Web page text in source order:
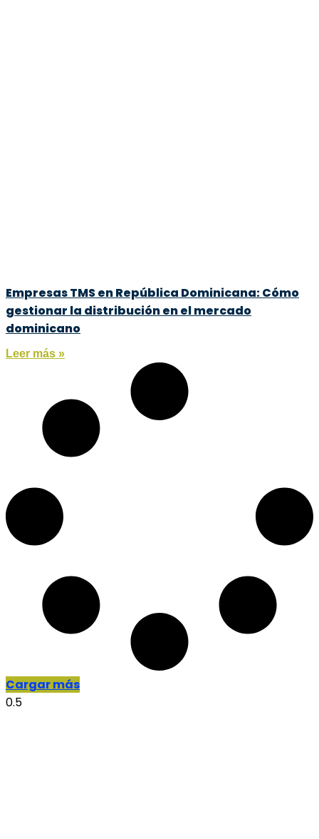
Empresas TMS en República Dominicana: Cómo
gestionar la distribución en el mercado
dominicano
Leer más »
Cargar más